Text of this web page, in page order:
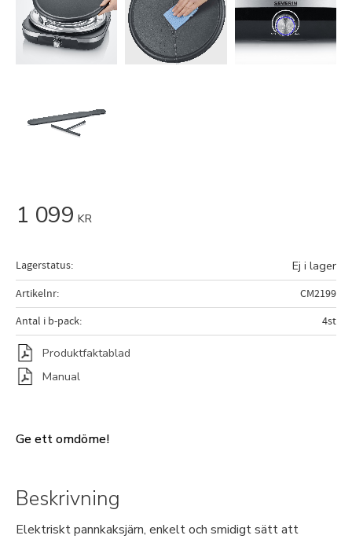
1 099 KR
Lagerstatus Ej i lager
Artikelnr
CM2199
Antal i b-pack
4st
Produktfaktablad
Manual
Ge ett omdöme!
Beskrivning
Elektriskt pannkaksjärn, enkelt och smidigt sätt att